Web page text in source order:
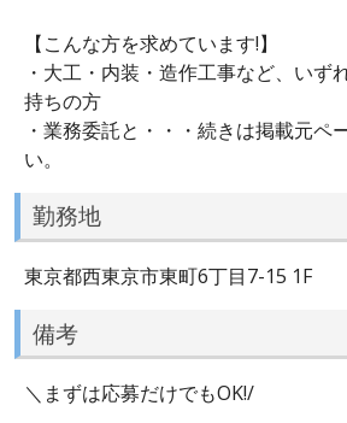
【こんな方を求めています!】
・大工・内装・造作工事など、いず
持ちの方
・業務委託と・・・続きは掲載元ペ
い。
勤務地
東京都西東京市東町6丁目7-15 1F
備考
＼まずは応募だけでもOK!/